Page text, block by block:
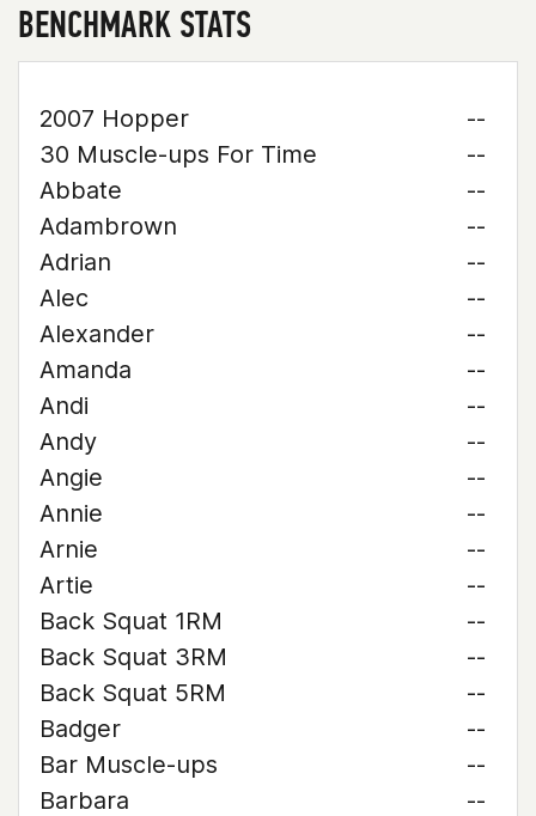
BENCHMARK STATS
2007 Hopper
--
30 Muscle-ups For Time
--
Abbate
--
Adambrown
--
Adrian
--
Alec
--
Alexander
--
Amanda
--
Andi
--
Andy
--
Angie
--
Annie
--
Arnie
--
Artie
--
Back Squat 1RM
--
Back Squat 3RM
--
Back Squat 5RM
--
Badger
--
Bar Muscle-ups
--
Barbara
--